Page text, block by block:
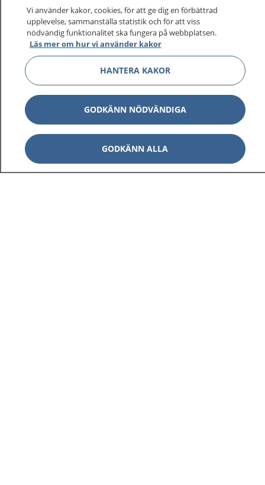
Vi använder kakor, cookies, för att ge dig en förbättrad
upplevelse, sammanställa statistik och för att viss
nödvändig funktionalitet ska fungera på webbplatsen.
Läs mer om hur vi använder kakor
HANTERA KAKOR
GODKÄNN NÖDVÄNDIGA
GODKÄNN ALLA